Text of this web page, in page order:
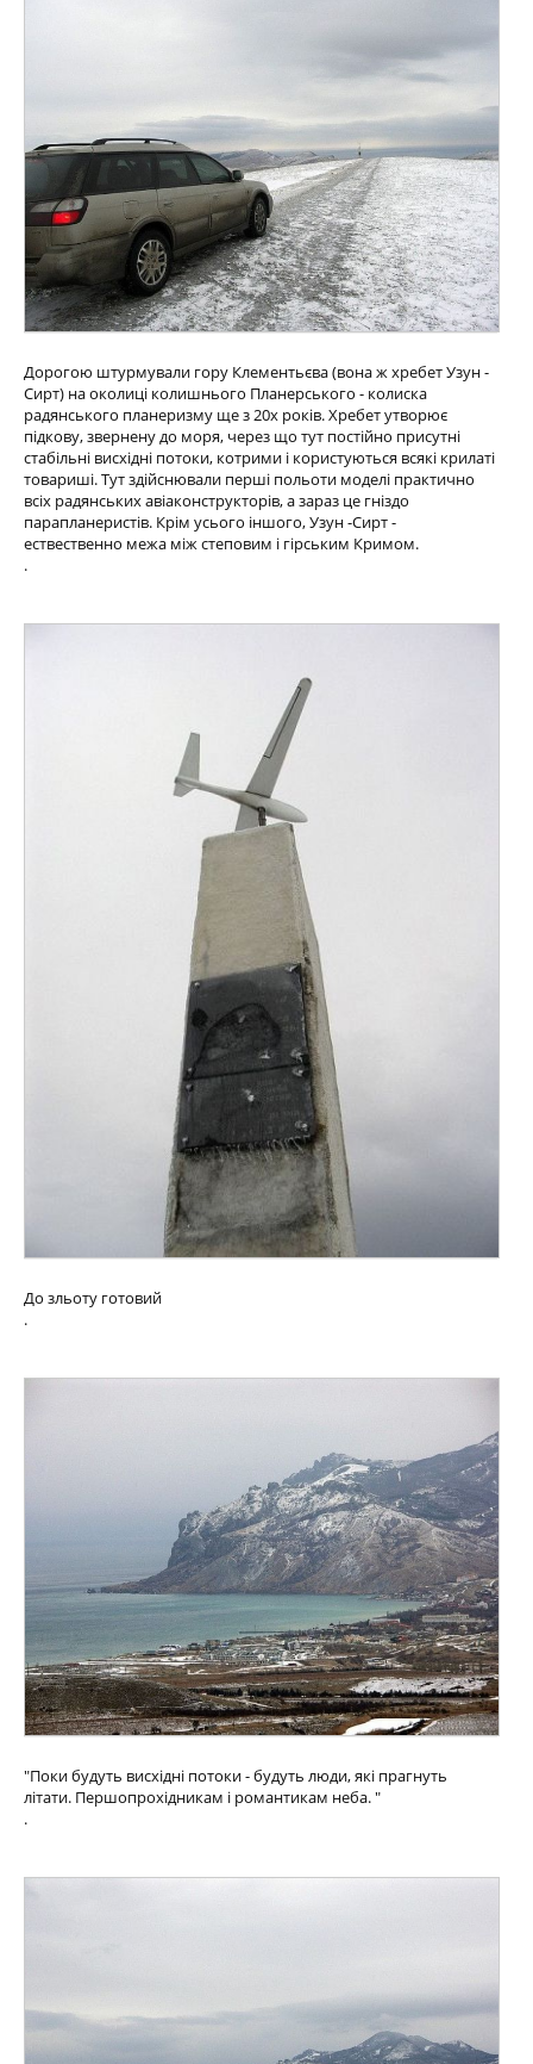
Дорогою штурмували гору Клементьєва (вона ж хребет Узун -
Сирт) на околиці колишнього Планерського - колиска
радянського планеризму ще з 20х років. Хребет утворює
підкову, звернену до моря, через що тут постійно присутні
стабільні висхідні потоки, котрими і користуються всякі крилаті
товариші. Тут здійснювали перші польоти моделі практично
всіх радянських авіаконструкторів, а зараз це гніздо
парапланеристів. Крім усього іншого, Узун -Сирт -
ествественно межа між степовим і гірським Кримом.
.
До зльоту готовий
.
"Поки будуть висхідні потоки - будуть люди, які прагнуть
літати. Першопрохідникам і романтикам неба. "
.